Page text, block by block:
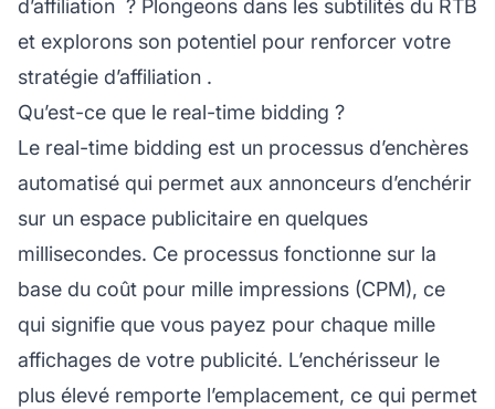
d’affiliation ? Plongeons dans les subtilités du RTB
et explorons son potentiel pour renforcer votre
stratégie d’affiliation .
Qu’est-ce que le real-time bidding ?
Le real-time bidding est un processus d’enchères
automatisé qui permet aux annonceurs d’enchérir
sur un espace publicitaire en quelques
millisecondes. Ce processus fonctionne sur la
base du coût pour mille impressions (CPM), ce
qui signifie que vous payez pour chaque mille
affichages de votre publicité. L’enchérisseur le
plus élevé remporte l’emplacement, ce qui permet